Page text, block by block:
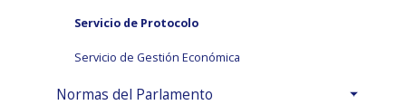
Servicio de Protocolo
Servicio de Gestión Económica
Normas del Parlamento